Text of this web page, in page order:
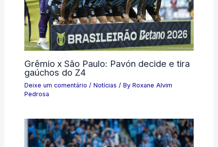
Grêmio x São Paulo: Pavón decide e tira
gaúchos do Z4
Deixe um comentário / Notícias / By Roxane Alvim
Pedrosa